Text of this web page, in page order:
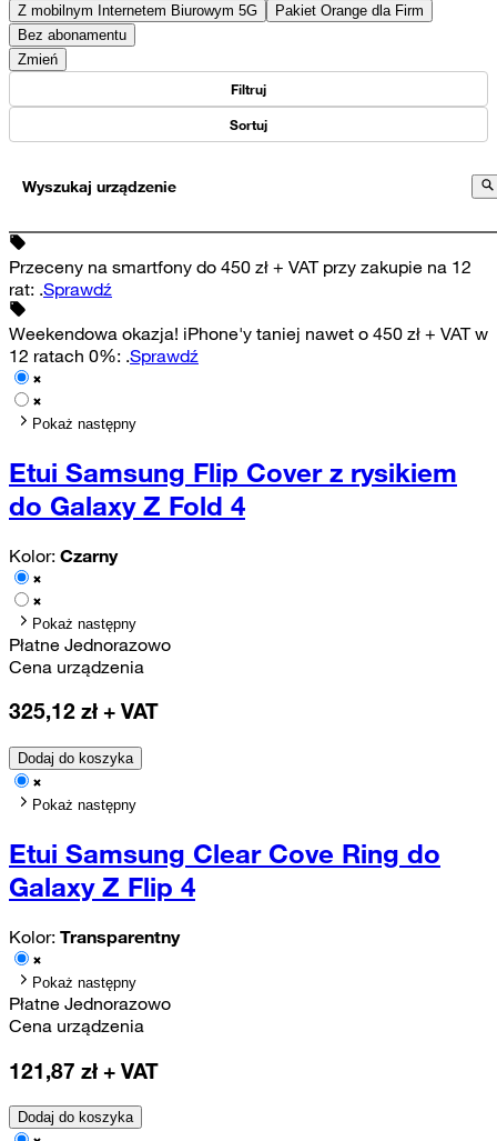
Z mobilnym Internetem Biurowym 5G
Pakiet Orange dla Firm
Bez abonamentu
Zmień
Filtruj
Sortuj
Wyszukaj urządzenie
Przeceny na smartfony do 450 zł + VAT przy zakupie na 12
rat: .Sprawdź
Weekendowa okazja! iPhone'y taniej nawet o 450 zł + VAT w
12 ratach 0%: .Sprawdź
Pokaż następny
Etui Samsung Flip Cover z rysikiem
do Galaxy Z Fold 4
Kolor: Czarny
Pokaż następny
Płatne Jednorazowo
Cena urządzenia
325,12 zł + VAT
Dodaj do koszyka
Pokaż następny
Etui Samsung Clear Cove Ring do
Galaxy Z Flip 4
Kolor: Transparentny
Pokaż następny
Płatne Jednorazowo
Cena urządzenia
121,87 zł + VAT
Dodaj do koszyka